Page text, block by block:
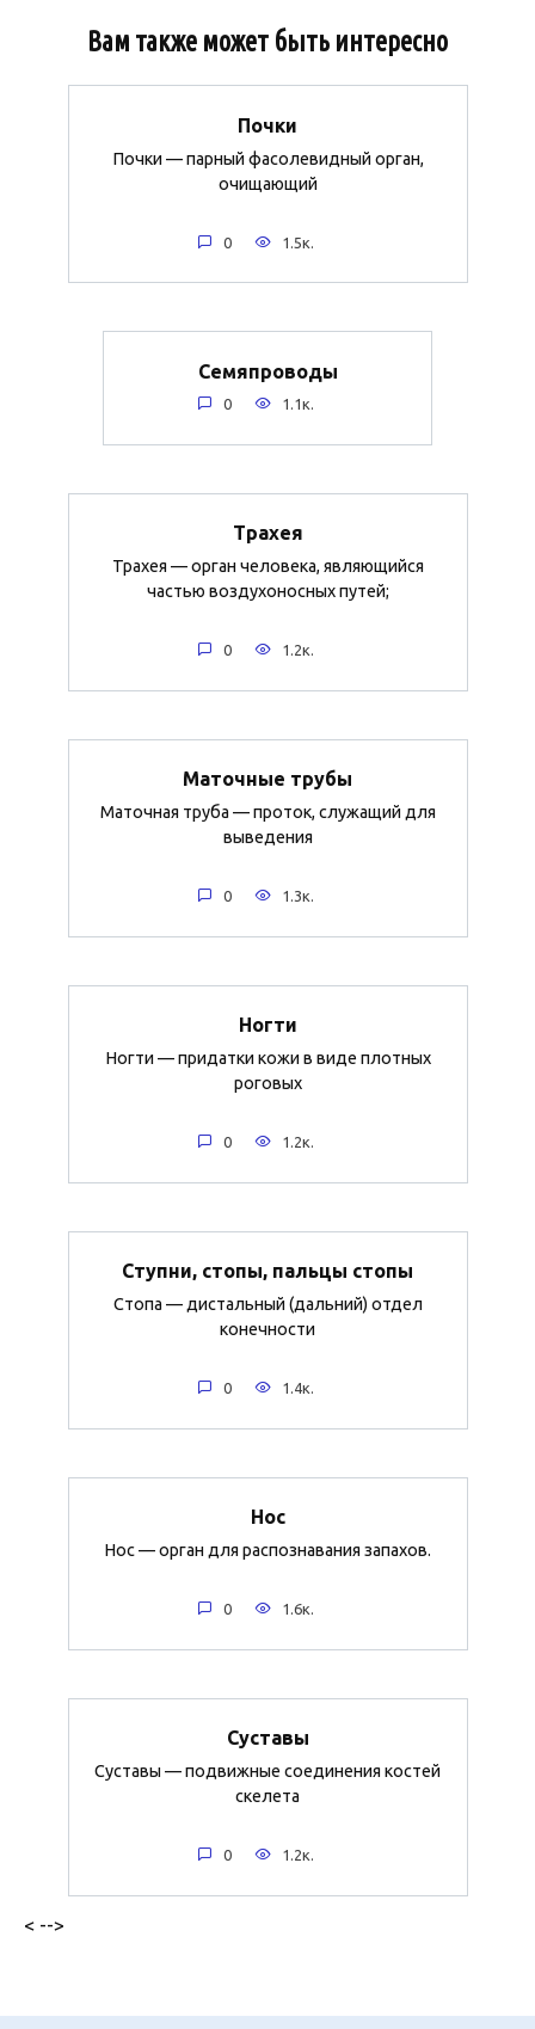
Вам также может быть интересно
Почки
Почки — парный фасолевидный орган,
очищающий
0 1.5к.
Семяпроводы
0 1.1к.
Трахея
Трахея — орган человека, являющийся
частью воздухоносных путей;
0 1.2к.
Маточные трубы
Маточная труба — проток, служащий для
выведения
0 1.3к.
Ногти
Ногти — придатки кожи в виде плотных
роговых
0 1.2к.
Ступни, стопы, пальцы стопы
Стопа — дистальный (дальний) отдел
конечности
0 1.4к.
Нос
Нос — орган для распознавания запахов.
0 1.6к.
Суставы
Суставы — подвижные соединения костей
скелета
0 1.2к.
< -->